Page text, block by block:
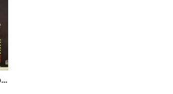
Пасторальная симфония